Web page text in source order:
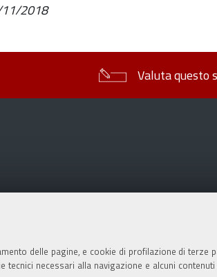
delle pagine, e cookie di profilazione di terze
necessari alla navigazione e alcuni
2018
Valuta questo